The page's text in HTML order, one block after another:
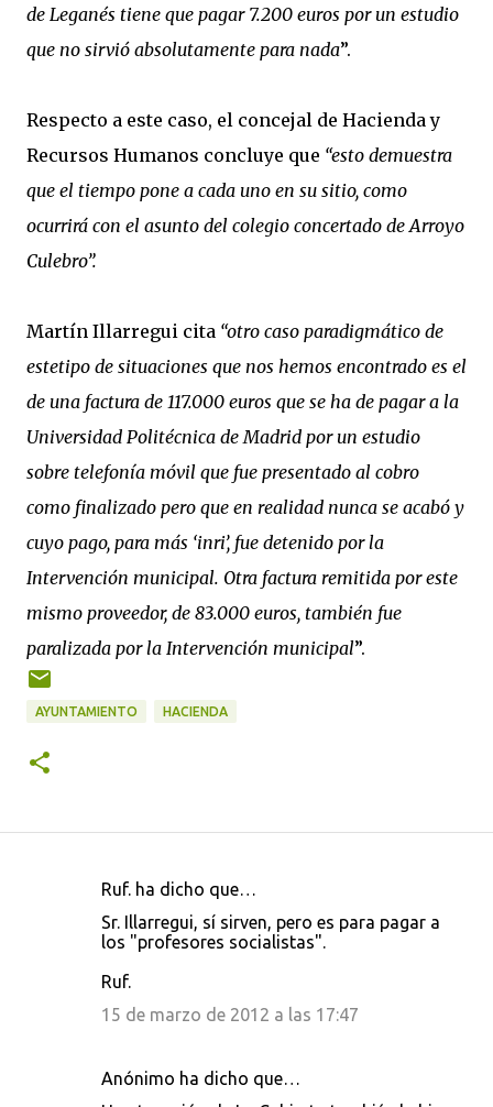
de Leganés tiene que pagar 7.200 euros por un estudio
que no sirvió absolutamente para nada”.
Respecto a este caso, el concejal de Hacienda y
Recursos Humanos concluye que “esto demuestra
que el tiempo pone a cada uno en su sitio, como
ocurrirá con el asunto del colegio concertado de Arroyo
Culebro”.
Martín Illarregui cita “otro caso paradigmático de
estetipo de situaciones que nos hemos encontrado es el
de una factura de 117.000 euros que se ha de pagar a la
Universidad Politécnica de Madrid por un estudio
sobre telefonía móvil que fue presentado al cobro
como finalizado pero que en realidad nunca se acabó y
cuyo pago, para más ‘inri’, fue detenido por la
Intervención municipal. Otra factura remitida por este
mismo proveedor, de 83.000 euros, también fue
paralizada por la Intervención municipal”.
AYUNTAMIENTO HACIENDA
Ruf. ha dicho que…
Sr. Illarregui, sí sirven, pero es para pagar a
los "profesores socialistas".
Ruf.
15 de marzo de 2012 a las 17:47
Anónimo ha dicho que…